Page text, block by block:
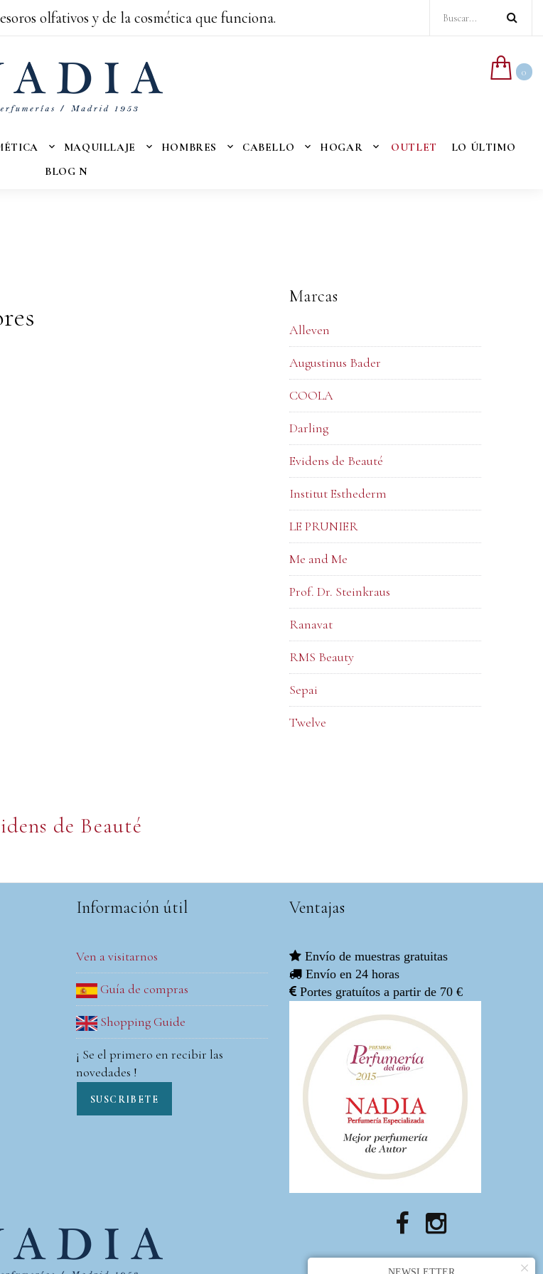
olfativos y de la cosmética que funciona.
0
MAQUILLAJE HOMBRES CABELLO HOGAR OUTLET
LO ÚLTIMO
BLOG N
de Beauté
Marcas
Alleven
Augustinus Bader
COOLA
Darling
Evidens de Beauté
Institut Esthederm
LE PRUNIER
Me and Me
Prof. Dr. Steinkraus
Ranavat
RMS Beauty
Sepai
Twelve
Información útil
Ven a visitarnos
Guía de compras
Shopping Guide
¡ Se el primero en recibir las
novedades !
SUSCRIBETE
Ventajas
Envío de muestras gratuitas
Envío en 24 horas
Portes gratuítos a partir de 70 €
×